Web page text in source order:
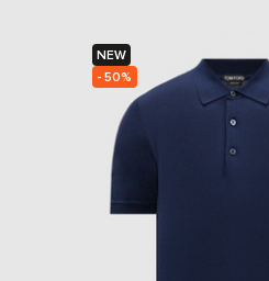
NEW
- 50%